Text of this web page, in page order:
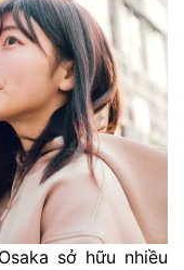
sở hữu nhiều